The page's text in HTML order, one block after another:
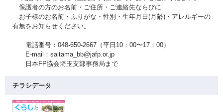
保護者の方のお名前・ご住所・ご連絡先ならびに
お子様のお名前・ふりがな・性別・生年月日(月齢)・アレルギーの
有無をお知らせください。
電話番号：048-650-2667（平日10：00〜17：00）
E-mail：saitama_bb@jafp.or.jp
日本FP協会埼玉支部事務局まで
チラシデータ